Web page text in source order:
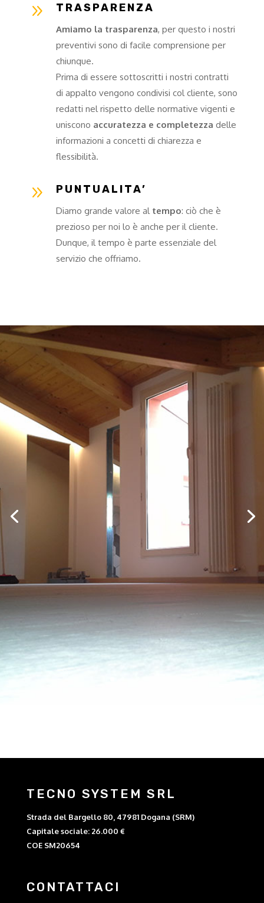
9 TRASPARENZA
Amiamo la trasparenza, per questo i nostri
preventivi sono di facile comprensione per
chiunque.
Prima di essere sottoscritti i nostri contratti
di appalto vengono condivisi col cliente, sono
redatti nel rispetto delle normative vigenti e
uniscono accuratezza e completezza delle
informazioni a concetti di chiarezza e
flessibilità.
9 PUNTUALITA’
Diamo grande valore al tempo: ciò che è
prezioso per noi lo è anche per il cliente.
Dunque, il tempo è parte essenziale del
servizio che offriamo.
TECNO SYSTEM SRL
Strada del Bargello 80, 47981 Dogana (SRM)
Capitale sociale: 26.000 €
COE SM20654
CONTATTACI